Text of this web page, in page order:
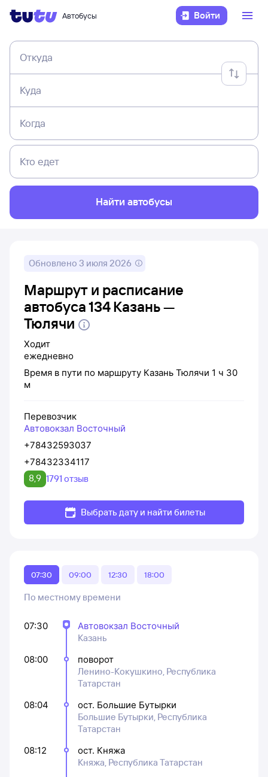
Автобусы Войти
Откуда
Куда
Когда
Кто едет
Найти автобусы
Обновлено 3 июля 2026
Маршрут и расписание
автобуса 134 Казань —
Тюлячи
Ходит
ежедневно
Время в пути по маршруту Казань Тюлячи 1 ч 30
м
Перевозчик
Автовокзал Восточный
+78432593037
+78432334117
8,9 1791 отзыв
Выбрать дату и найти билеты
07:30 09:00 12:30 18:00
По местному времени
07:30
Автовокзал Восточный
Казань
08:00
поворот
Ленино-Кокушкино, Республика
Татарстан
08:04
ост. Большие Бутырки
Большие Бутырки, Республика
Татарстан
08:12
ост. Княжа
Княжа, Республика Татарстан